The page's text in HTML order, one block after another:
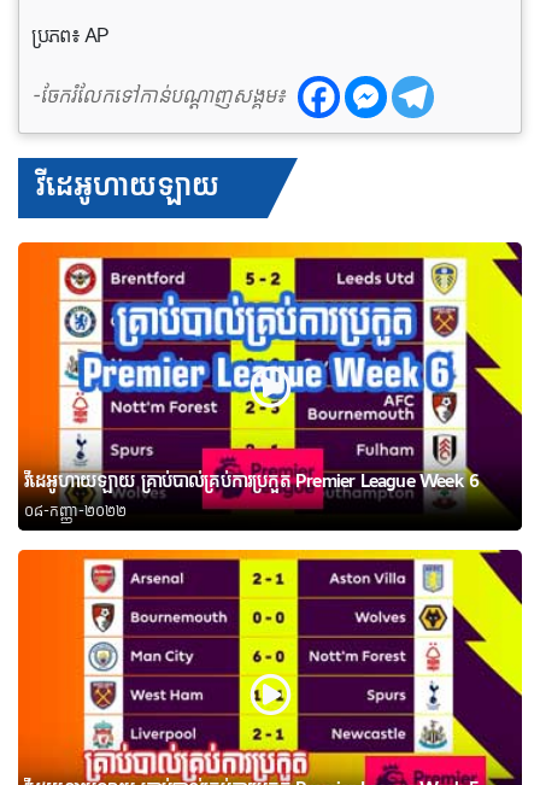
ប្រភព៖ AP
-ចែករំលែកទៅកាន់បណ្តាញសង្គម៖
វីដេអូហាយឡាយ
វីដេអូហាយឡាយ គ្រាប់បាល់គ្រប់ការប្រកួត Premier League Week 6
០៨-កញ្ញា-២០២២